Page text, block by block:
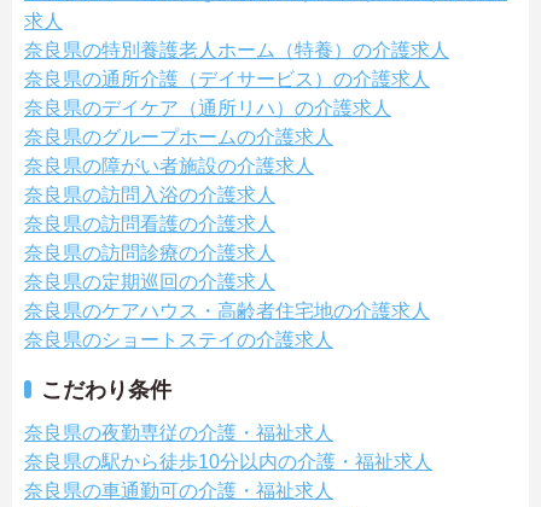
求人
奈良県の特別養護老人ホーム（特養）の介護求人
奈良県の通所介護（デイサービス）の介護求人
奈良県のデイケア（通所リハ）の介護求人
奈良県のグループホームの介護求人
奈良県の障がい者施設の介護求人
奈良県の訪問入浴の介護求人
奈良県の訪問看護の介護求人
奈良県の訪問診療の介護求人
奈良県の定期巡回の介護求人
奈良県のケアハウス・高齢者住宅地の介護求人
奈良県のショートステイの介護求人
こだわり条件
奈良県の夜勤専従の介護・福祉求人
奈良県の駅から徒歩10分以内の介護・福祉求人
奈良県の車通勤可の介護・福祉求人